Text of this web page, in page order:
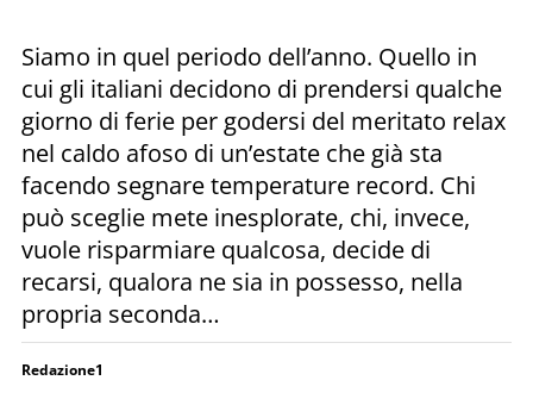
Siamo in quel periodo dell’anno. Quello in
cui gli italiani decidono di prendersi qualche
giorno di ferie per godersi del meritato relax
nel caldo afoso di un’estate che già sta
facendo segnare temperature record. Chi
può sceglie mete inesplorate, chi, invece,
vuole risparmiare qualcosa, decide di
recarsi, qualora ne sia in possesso, nella
propria seconda…
Redazione1